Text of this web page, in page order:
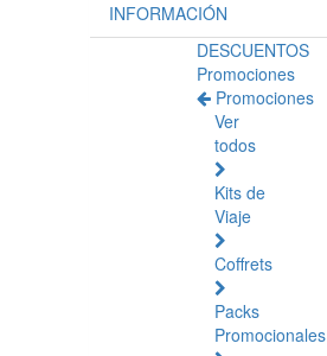
INFORMACIÓN
DESCUENTOS
Promociones
Promociones
Ver
todos
Kits de
Viaje
Coffrets
Packs
Promocionales